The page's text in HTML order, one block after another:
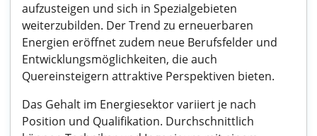
aufzusteigen und sich in Spezialgebieten
weiterzubilden. Der Trend zu erneuerbaren
Energien eröffnet zudem neue Berufsfelder und
Entwicklungsmöglichkeiten, die auch
Quereinsteigern attraktive Perspektiven bieten.
Das Gehalt im Energiesektor variiert je nach
Position und Qualifikation. Durchschnittlich